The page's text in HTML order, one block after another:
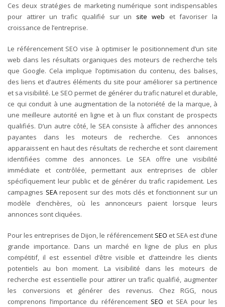
Ces deux stratégies de marketing numérique sont indispensables
pour attirer un trafic qualifié sur un site web et favoriser la
croissance de l’entreprise.
Le référencement SEO vise à optimiser le positionnement d’un site
web dans les résultats organiques des moteurs de recherche tels
que Google. Cela implique l’optimisation du contenu, des balises,
des liens et d’autres éléments du site pour améliorer sa pertinence
et sa visibilité. Le SEO permet de générer du trafic naturel et durable,
ce qui conduit à une augmentation de la notoriété de la marque, à
une meilleure autorité en ligne et à un flux constant de prospects
qualifiés. D’un autre côté, le SEA consiste à afficher des annonces
payantes dans les moteurs de recherche. Ces annonces
apparaissent en haut des résultats de recherche et sont clairement
identifiées comme des annonces. Le SEA offre une visibilité
immédiate et contrôlée, permettant aux entreprises de cibler
spécifiquement leur public et de générer du trafic rapidement. Les
campagnes SEAreposent sur des mots clés et fonctionnent sur un
modèle d’enchères, où les annonceurs paient lorsque leurs
annonces sont cliquées.
Pour les entreprises de Dijon, le référencement SEO et SEA est d’une
grande importance. Dans un marché en ligne de plus en plus
compétitif, il est essentiel d’être visible et d’atteindre les clients
potentiels au bon moment. La visibilité dans les moteurs de
recherche est essentielle pour attirer un trafic qualifié, augmenter
les conversions et générer des revenus. Chez RGG, nous
comprenons l’importance du référencement SEO et SEA pour les